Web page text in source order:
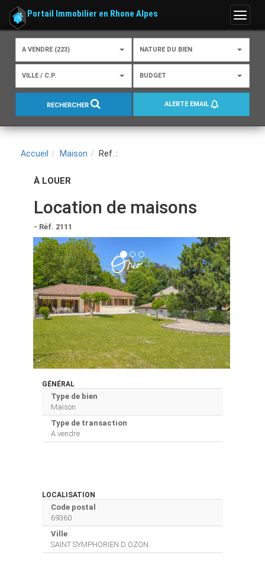
Menu
Portail Immobilier en Rhone Alpes
A VENDRE (223) NATURE DU BIEN
VILLE / C.P. BUDGET
RECHERCHER ALERTE EMAIL
Accueil Maison Ref. :
À LOUER
Location de maisons
- Réf. 2111
GÉNÉRAL
Type de bien
Maison
Type de transaction
A vendre
LOCALISATION
Code postal
69360
Ville
SAINT SYMPHORIEN D OZON